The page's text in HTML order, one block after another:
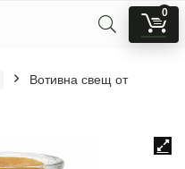
0
Вотивна свещ от